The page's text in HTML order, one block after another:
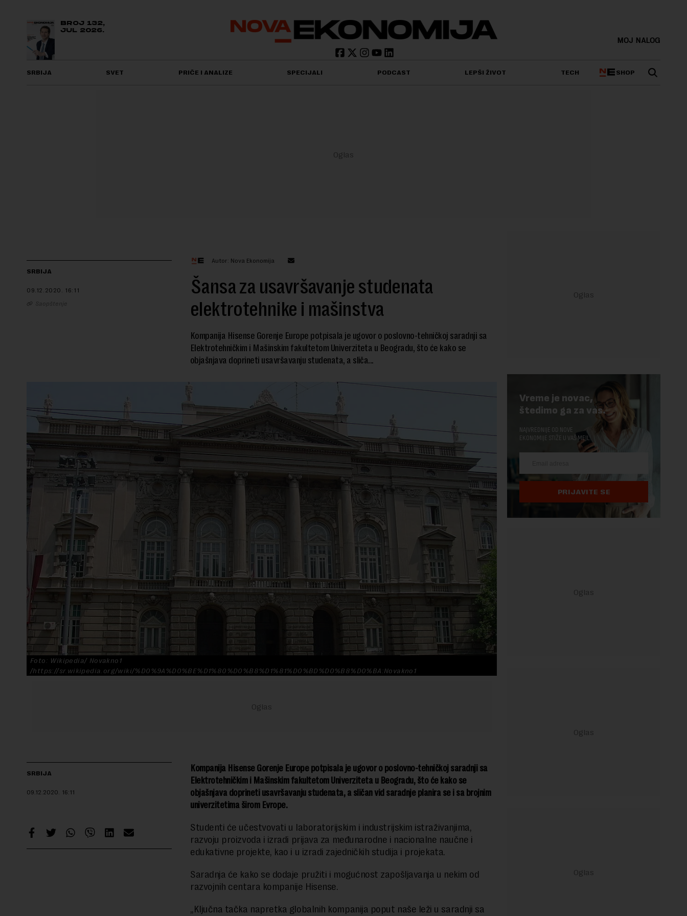
BROJ 132,
JUL 2026.
MOJ NALOG
SRBIJA SVET PRIČE I ANALIZE SPECIJALI PODCAST LEPŠI ŽIVOT TECH SHOP
SRBIJA
09.12.2020. 16:11
Saopštenje
Autor: Nova Ekonomija
Šansa za usavršavanje studenata
elektrotehnike i mašinstva
Kompanija Hisense Gorenje Europe potpisala je ugovor o poslovno-tehničkoj saradnji sa
Elektrotehničkim i Mašinskim fakultetom Univerziteta u Beogradu, što će kako se
objašnjava doprineti usavršavanju studenata, a sliča...
Foto: Wikipedia/ Novakno1
/https://sr.wikipedia.org/wiki/%D0%9A%D0%BE%D1%80%D0%B8%D1%81%D0%BD%D0%B8%D0%BA:Novakno1
SRBIJA
09.12.2020. 16:11
Kompanija Hisense Gorenje Europe potpisala je ugovor o poslovno-tehničkoj saradnji sa
Elektrotehničkim i Mašinskim fakultetom Univerziteta u Beogradu, što će kako se
objašnjava doprineti usavršavanju studenata, a sličan vid saradnje planira se i sa brojnim
univerzitetima širom Evrope.
Studenti će učestvovati u laboratorijskim i industrijskim istraživanjima,
razvoju proizvoda i izradi prijava za međunarodne i nacionalne naučne i
edukativne projekte, kao i u izradi zajedničkih studija i projekata.
Saradnja će kako se dodaje pružiti i mogućnost zapošljavanja u nekim od
razvojnih centara kompanije Hisense.
„Ključna tačka napretka globalnih kompanija poput naše leži u saradnji sa
Vreme je novac,
štedimo ga za vas.
NAJVREDNIJE OD NOVE
EKONOMIJE STIŽE U VAŠ MEJL.
PRIJAVITE SE